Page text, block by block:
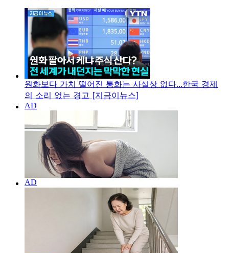
원화보다 가치 떨어진 통화는 사실상 없다...한국 경제
의 소리 없는 경고 [지금이뉴스]